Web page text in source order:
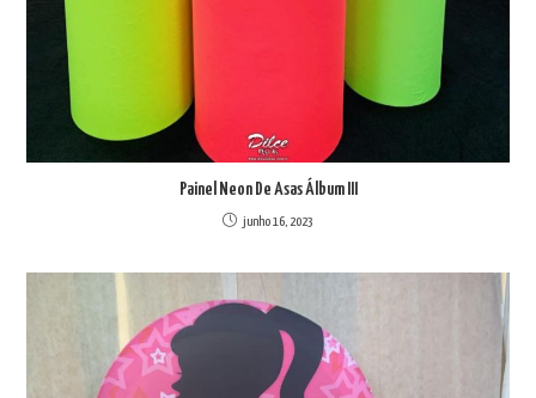
Painel Neon De Asas Álbum III
junho 16, 2023